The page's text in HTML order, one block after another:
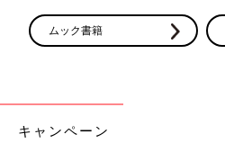
ムック書籍
キャンペーン